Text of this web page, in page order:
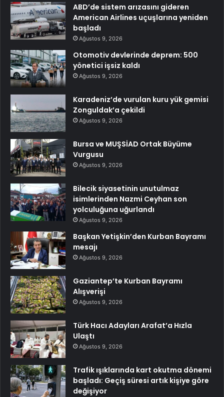
ABD’de sistem arızasını gideren
American Airlines uçuşlarına yeniden
başladı
Ağustos 9, 2026
Otomotiv devlerinde deprem: 500
yönetici işsiz kaldı
Ağustos 9, 2026
Karadeniz’de vurulan kuru yük gemisi
Zonguldak’a çekildi
Ağustos 9, 2026
Bursa ve MUŞSİAD Ortak Büyüme
Vurgusu
Ağustos 9, 2026
Bilecik siyasetinin unutulmaz
isimlerinden Nazmi Ceyhan son
yolculuğuna uğurlandı
Ağustos 9, 2026
Başkan Yetişkin’den Kurban Bayramı
mesajı
Ağustos 9, 2026
Gaziantep’te Kurban Bayramı
Alışverişi
Ağustos 9, 2026
Türk Hacı Adayları Arafat’a Hızla
Ulaştı
Ağustos 9, 2026
Trafik ışıklarında kart okutma dönemi
başladı: Geçiş süresi artık kişiye göre
değişiyor